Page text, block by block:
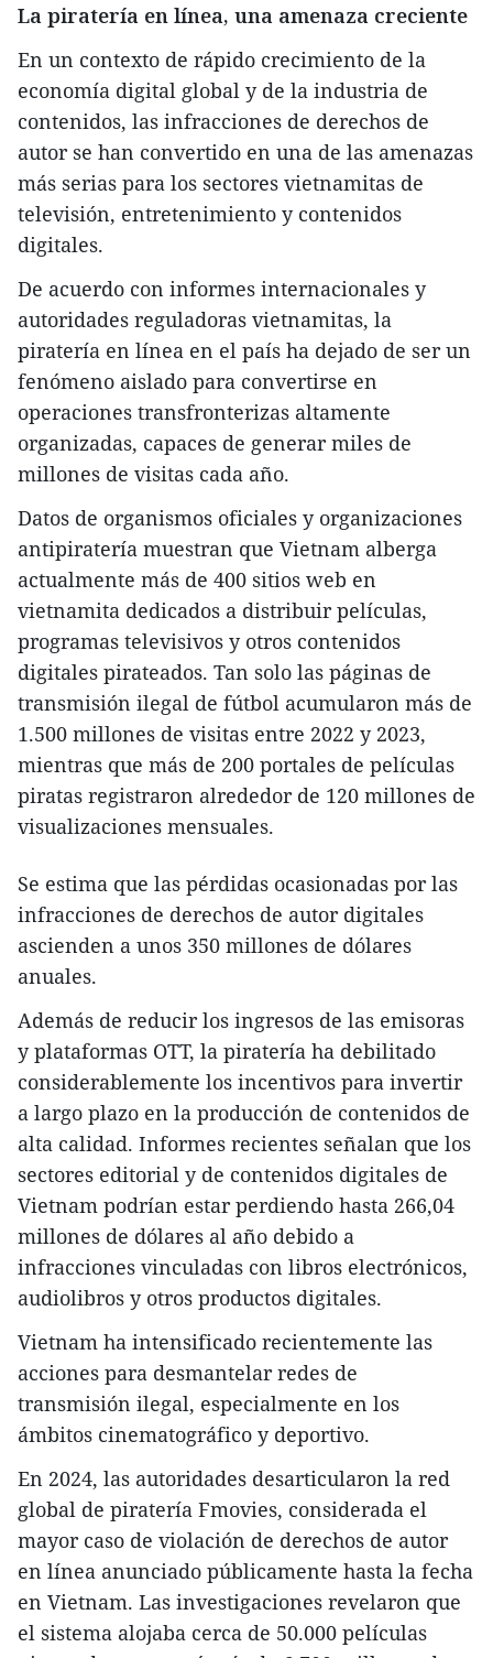
La piratería en línea, una amenaza creciente
En un contexto de rápido crecimiento de la
economía digital global y de la industria de
contenidos, las infracciones de derechos de
autor se han convertido en una de las amenazas
más serias para los sectores vietnamitas de
televisión, entretenimiento y contenidos
digitales.
De acuerdo con informes internacionales y
autoridades reguladoras vietnamitas, la
piratería en línea en el país ha dejado de ser un
fenómeno aislado para convertirse en
operaciones transfronterizas altamente
organizadas, capaces de generar miles de
millones de visitas cada año.
Datos de organismos oficiales y organizaciones
antipiratería muestran que Vietnam alberga
actualmente más de 400 sitios web en
vietnamita dedicados a distribuir películas,
programas televisivos y otros contenidos
digitales pirateados. Tan solo las páginas de
transmisión ilegal de fútbol acumularon más de
1.500 millones de visitas entre 2022 y 2023,
mientras que más de 200 portales de películas
piratas registraron alrededor de 120 millones de
visualizaciones mensuales.
Se estima que las pérdidas ocasionadas por las
infracciones de derechos de autor digitales
ascienden a unos 350 millones de dólares
anuales.
Además de reducir los ingresos de las emisoras
y plataformas OTT, la piratería ha debilitado
considerablemente los incentivos para invertir
a largo plazo en la producción de contenidos de
alta calidad. Informes recientes señalan que los
sectores editorial y de contenidos digitales de
Vietnam podrían estar perdiendo hasta 266,04
millones de dólares al año debido a
infracciones vinculadas con libros electrónicos,
audiolibros y otros productos digitales.
Vietnam ha intensificado recientemente las
acciones para desmantelar redes de
transmisión ilegal, especialmente en los
ámbitos cinematográfico y deportivo.
En 2024, las autoridades desarticularon la red
global de piratería Fmovies, considerada el
mayor caso de violación de derechos de autor
en línea anunciado públicamente hasta la fecha
en Vietnam. Las investigaciones revelaron que
el sistema alojaba cerca de 50.000 películas